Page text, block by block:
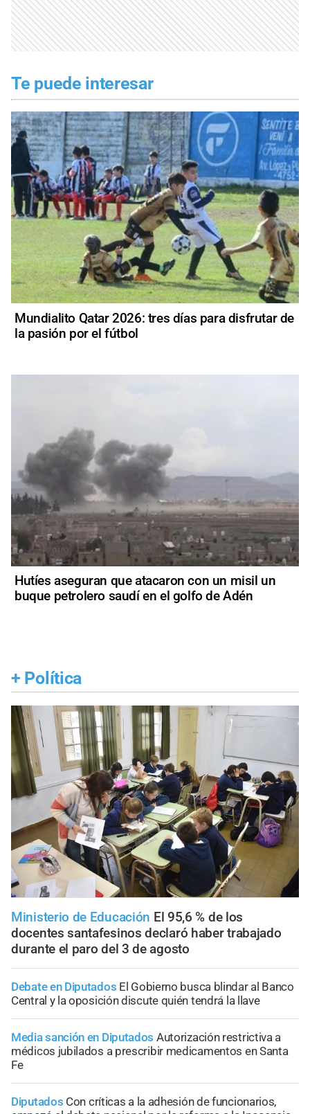
Te puede interesar
Mundialito Qatar 2026: tres días para disfrutar de
la pasión por el fútbol
Hutíes aseguran que atacaron con un misil un
buque petrolero saudí en el golfo de Adén
+ Política
Ministerio de Educación El 95,6 % de los
docentes santafesinos declaró haber trabajado
durante el paro del 3 de agosto
Debate en Diputados El Gobierno busca blindar al Banco
Central y la oposición discute quién tendrá la llave
Media sanción en Diputados Autorización restrictiva a
médicos jubilados a prescribir medicamentos en Santa
Fe
Diputados Con críticas a la adhesión de funcionarios,